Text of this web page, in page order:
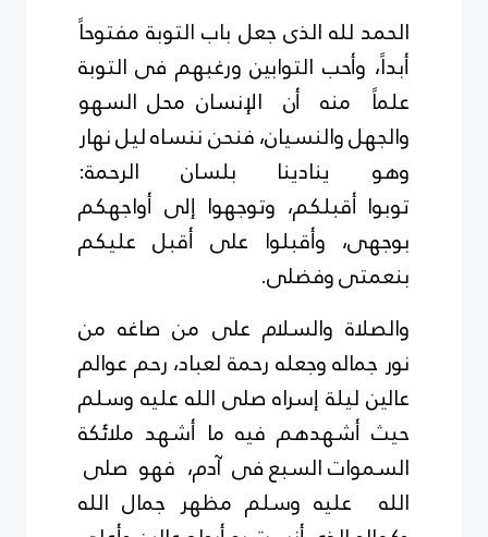
الحمد لله الذى جعل باب التوبة مفتوحاً
أبداً، وأحب التوابين ورغبهم فى التوبة
علماً منه أن الإنسان محل السهو
والجهل والنسيان، فنحن ننساه ليل نهار
وهو ينادينا بلسان الرحمة:
توبوا أقبلكم، وتوجهوا إلى أواجهكم
بوجهى، وأقبلوا على أقبل عليكم
بنعمتى وفضلى.
والصلاة والسلام على من صاغه من
نور جماله وجعله رحمة لعباد، رحم عوالم
عالين ليلة إسراه صلى الله عليه وسلم
حيث أشهدهم فيه ما أشهد ملائكة
السموات السبع فى آدم، فهو صلى
الله عليه وسلم مظهر جمال الله